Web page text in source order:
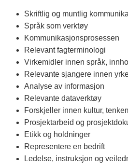
t
f
o
l
d
Skriftlig og muntlig
Språk som verktøy
Kommunikasjonsprosessen
Relevant fagterminologi
Virkemidler innen språk,
Relevante sjangere innen
Analyse av informasjon
Relevante dataverktøy
Forskjeller innen kultur,
Prosjektarbeid og
Etikk og holdninger
Representere en bedrift
Ledelse, instruksjon og